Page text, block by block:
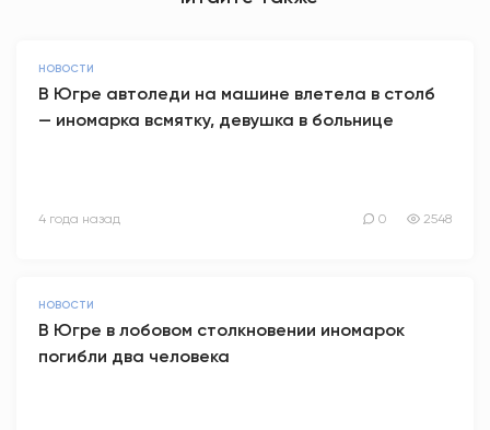
НОВОСТИ
В Югре автоледи на машине влетела в столб
— иномарка всмятку, девушка в больнице
4 года назад 0 2548
НОВОСТИ
В Югре в лобовом столкновении иномарок
погибли два человека